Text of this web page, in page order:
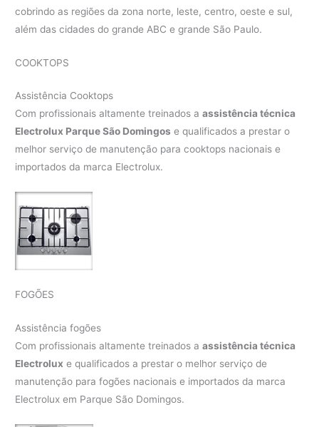
cobrindo as regiões da zona norte, leste, centro, oeste e sul,
além das cidades do grande ABC e grande São Paulo.
COOKTOPS
Assistência Cooktops
Com profissionais altamente treinados aassistência técnica
Electrolux Parque São Domingos e qualificados a prestar o
melhor serviço de manutenção para cooktops nacionais e
importados da marca Electrolux.
FOGÕES
Assistência fogões
Com profissionais altamente treinados aassistência técnica
Electrolux e qualificados a prestar o melhor serviço de
manutenção para fogões nacionais e importados da marca
Electrolux em Parque São Domingos.